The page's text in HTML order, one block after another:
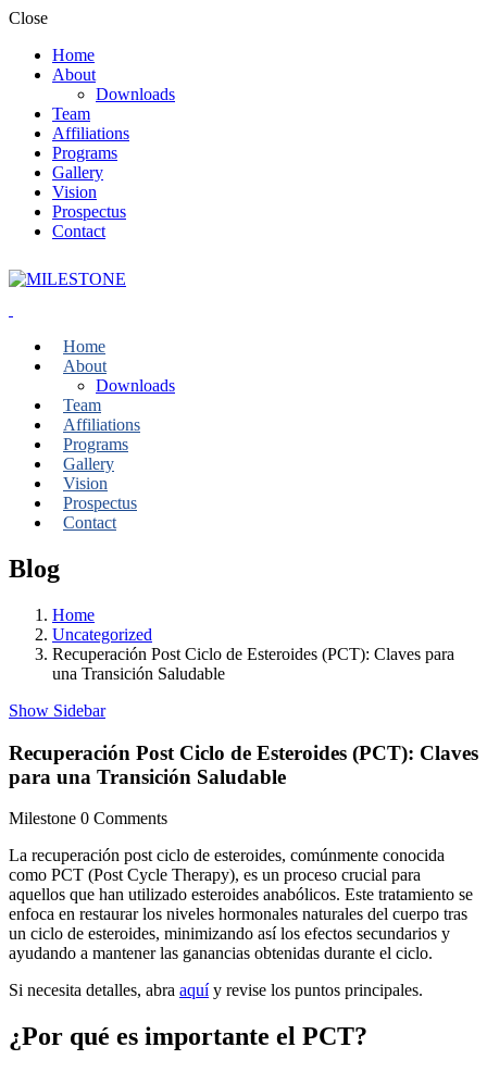
Close
Home
About
Downloads
Team
Affiliations
Programs
Gallery
Vision
Prospectus
Contact
Home
About
Downloads
Team
Affiliations
Programs
Gallery
Vision
Prospectus
Contact
Blog
Home
Uncategorized
Recuperación Post Ciclo de Esteroides (PCT): Claves para
una Transición Saludable
Show Sidebar
Recuperación Post Ciclo de Esteroides (PCT): Claves
para una Transición Saludable
Milestone 0 Comments
La recuperación post ciclo de esteroides, comúnmente conocida
como PCT (Post Cycle Therapy), es un proceso crucial para
aquellos que han utilizado esteroides anabólicos. Este tratamiento se
enfoca en restaurar los niveles hormonales naturales del cuerpo tras
un ciclo de esteroides, minimizando así los efectos secundarios y
ayudando a mantener las ganancias obtenidas durante el ciclo.
Si necesita detalles, abra aquíy revise los puntos principales.
¿Por qué es importante el PCT?